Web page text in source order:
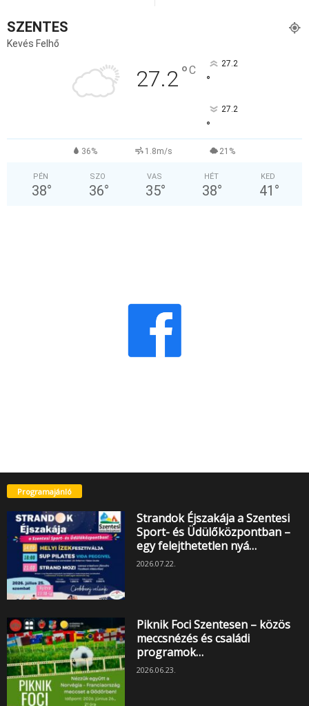
SZENTES
Kevés Felhő
27.2°C 27.2
°
27.2
°
36% 1.8m/s 21%
PÉN
38°
SZO
36°
VAS
35°
HÉT
38°
KED
41 °
Programajánló
Strandok Éjszakája a Szentesi
Sport- és Üdülőközpontban –
egy felejthetetlen nyá…
2026.07.22.
Piknik Foci Szentesen – közös
meccsnézés és családi
programok…
2026.06.23.